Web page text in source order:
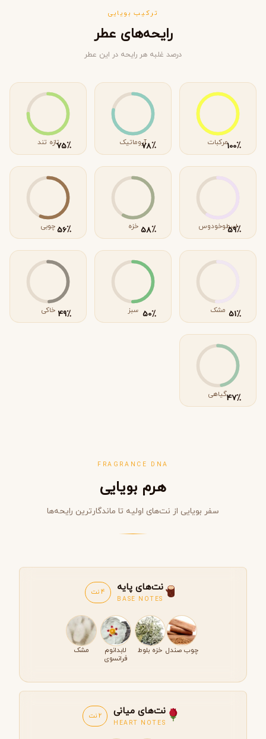
ترکیب بویایی
رایحه‌های عطر
درصد غلبه هر رایحه در این عطر
٪100مرکبات ٪78آروماتیک ٪75تازه تند
٪59
اسطوخودوس ٪58 خزه ٪56 چوبی
٪51 مشک ٪50 سبز ٪49 خاکی
٪47گیاهی
FRAGRANCE DNA
هرم بویایی
سفر بویایی از نت‌های اولیه تا ماندگارترین رایحه‌ها
نت‌های پایه
BASE NOTES
4 نت
چوب صندل خزه بلوط
لابدانوم
فرانسوی
مشک
نت‌های میانی
HEART NOTES
2 نت